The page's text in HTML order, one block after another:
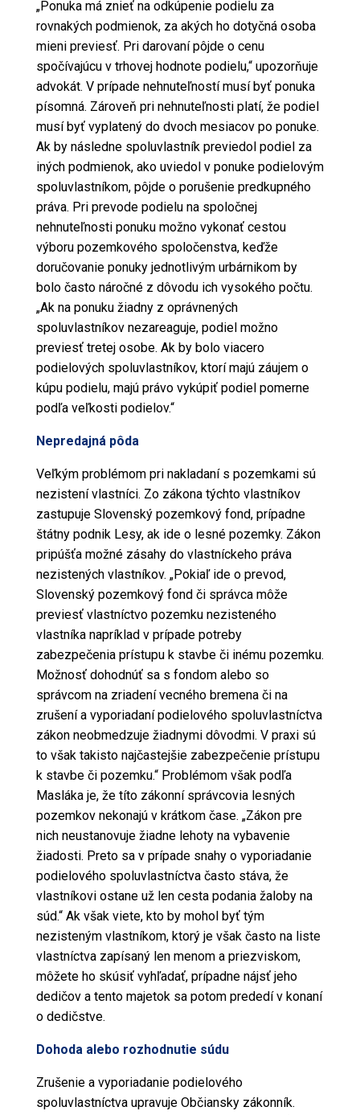
„Ponuka má znieť na odkúpenie podielu za
rovnakých podmienok, za akých ho dotyčná osoba
mieni previesť. Pri darovaní pôjde o cenu
spočívajúcu v trhovej hodnote podielu,“ upozorňuje
advokát. V prípade nehnuteľností musí byť ponuka
písomná. Zároveň pri nehnuteľnosti platí, že podiel
musí byť vyplatený do dvoch mesiacov po ponuke.
Ak by následne spoluvlastník previedol podiel za
iných podmienok, ako uviedol v ponuke podielovým
spoluvlastníkom, pôjde o porušenie predkupného
práva. Pri prevode podielu na spoločnej
nehnuteľnosti ponuku možno vykonať cestou
výboru pozemkového spoločenstva, keďže
doručovanie ponuky jednotlivým urbárnikom by
bolo často náročné z dôvodu ich vysokého počtu.
„Ak na ponuku žiadny z oprávnených
spoluvlastníkov nezareaguje, podiel možno
previesť tretej osobe. Ak by bolo viacero
podielových spoluvlastníkov, ktorí majú záujem o
kúpu podielu, majú právo vykúpiť podiel pomerne
podľa veľkosti podielov.“
Nepredajná pôda
Veľkým problémom pri nakladaní s pozemkamisú
nezistení vlastníci. Zo zákonatýchto vlastníkov
zastupuje Slovenský pozemkovýfond, prípadne
štátny podnik Lesy, ak ide o lesné pozemky. Zákon
pripúšťa možné zásahy do vlastníckeho práva
nezistených vlastníkov. „Pokiaľ ide o prevod,
Slovenský pozemkovýfond či správca môže
previesť vlastníctvo pozemku nezisteného
vlastníka napríklad v prípade potreby
zabezpečenia prístupu k stavbe či inému pozemku.
Možnosť dohodnúť sa s fondom alebo so
správcom na zriadení vecného bremena či na
zrušení a vyporiadaní podielového spoluvlastníctva
zákonneobmedzuje žiadnymi dôvodmi. V praxi sú
to však takisto najčastejšie zabezpečenie prístupu
k stavbe či pozemku.“ Problémom však podľa
Masláka je, že títo zákonnísprávcovia lesných
pozemkovnekonajú v krátkom čase. „Zákonpre
nich neustanovuje žiadne lehoty na vybavenie
žiadosti. Preto sa v prípade snahy o vyporiadanie
podielového spoluvlastníctva často stáva, že
vlastníkovi ostane už len cesta podania žaloby na
súd.“ Ak však viete, kto by mohol byť tým
nezisteným vlastníkom, ktorý je však často na liste
vlastníctva zapísaný len menom a priezviskom,
môžete ho skúsiť vyhľadať, prípadne nájsť jeho
dedičov a tento majetok sa potom prededí v konaní
o dedičstve.
Dohoda alebo rozhodnutie súdu
Zrušenie a vyporiadanie podielového
spoluvlastníctva upravuje Občiansky zákonník.